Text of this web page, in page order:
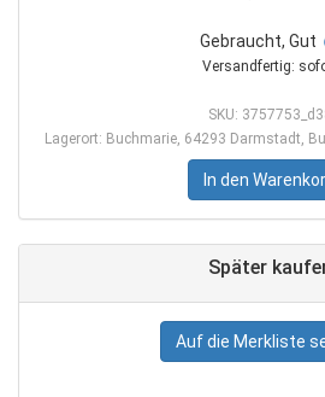
Gebraucht, Gut
Versandfertig:
SKU:
Lagerort: Buchmarie, 64293 Darmstadt,
In den
Später
Auf die Merkliste